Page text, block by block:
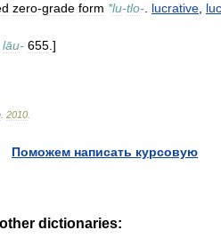
zero-grade form *lu-tlo- lucrative
lāu- 655 .]
2010
Поможем написать курсовую
dictionaries: